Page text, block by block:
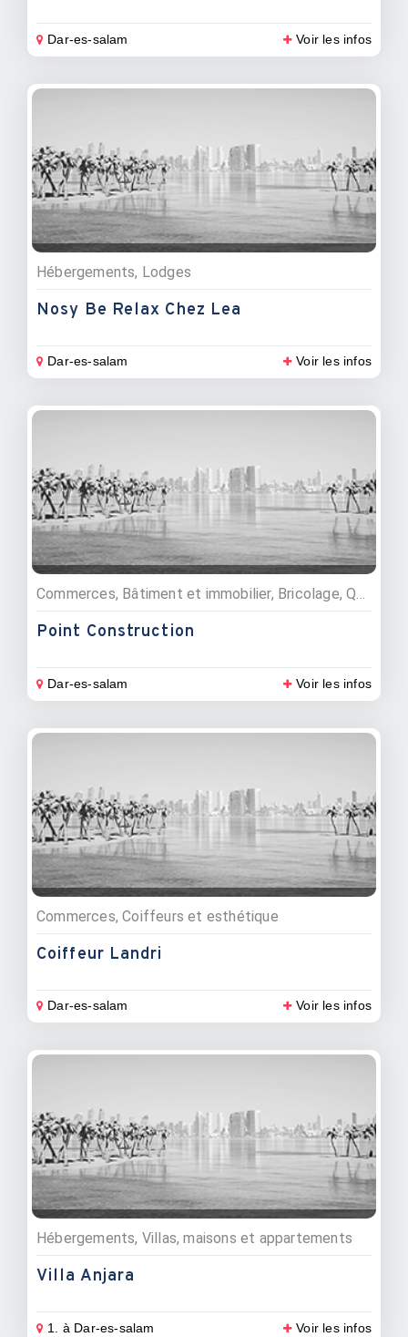
Dar-es-salam Voir les infos
Hébergements, Lodges
Nosy Be Relax Chez Lea
Dar-es-salam Voir les infos
Commerces, Bâtiment et immobilier, Bricolage, Quincailleries, Gaz, Matériaux de construction
Point Construction
Dar-es-salam Voir les infos
Commerces, Coiffeurs et esthétique
Coiffeur Landri
Dar-es-salam Voir les infos
Hébergements, Villas, maisons et appartements
Villa Anjara
1. à Dar-es-salam Voir les infos